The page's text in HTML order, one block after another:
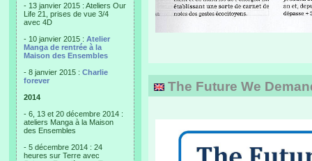
- 13 janvier 2015 : Ateliers Our
Life 21, prises de vue 3/4
avec 4D
- 10 janvier 2015 : Atelier
Manga de rentrée à la
Maison des Ensembles
- 8 janvier 2015 : Charlie
forever
2014
- 6, 13 et 20 décembre 2014 :
ateliers Manga à la Maison
des Ensembles
- 5 décembre 2014 : 24
heures sur Terre avec
The Future We